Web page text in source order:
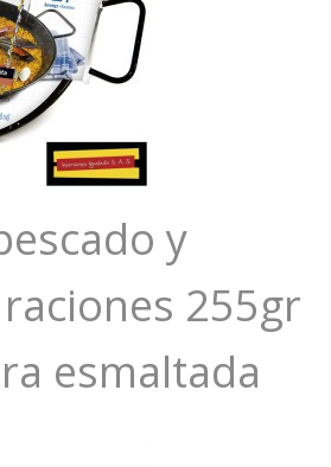
y
255gr
esmaltada